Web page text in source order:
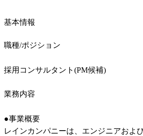
基本情報
職種/ポジション
採用コンサルタント(PM候補)
業務内容
●事業概要
レインカンパニーは、エンジニアおよ